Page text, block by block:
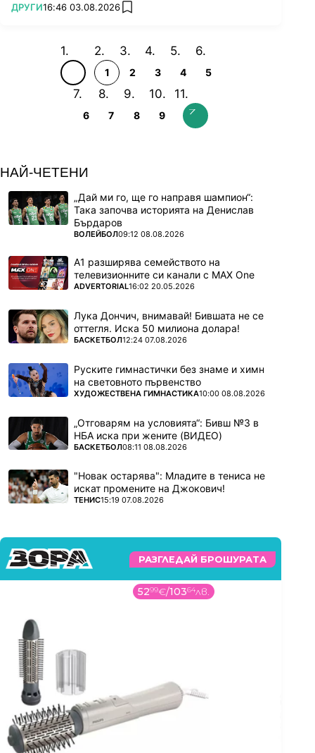
ПОВЕЧЕ ОТ
ДРУГИ16:46 03.08.2026 add favorites
1 2 3 4 5
6 7 8 9
НАЙ-ЧЕТЕНИ
„Дай ми го, ще го направя шампион“:
Така започва историята на Денислав
Бърдаров
ПОВЕЧЕ ОТ
ВОЛЕЙБОЛ09:12 08.08.2026
А1 разширява семейството на
телевизионните си канали с MAX One
ПОВЕЧЕ ОТ
ADVERTORIAL16:02 20.05.2026
Лука Дончич, внимавай! Бившата не се
оттегля. Иска 50 милиона долара!
ПОВЕЧЕ ОТ
БАСКЕТБОЛ12:24 07.08.2026
Руските гимнастички без знаме и химн
на световното първенство
ПОВЕЧЕ ОТ
ХУДОЖЕСТВЕНА ГИМНАСТИКА10:00 08.08.2026
„Отговарям на условията“: Бивш №3 в
НБА иска при жените (ВИДЕО)
ПОВЕЧЕ ОТ
БАСКЕТБОЛ08:11 08.08.2026
"Новак остарява": Младите в тениса не
искат промените на Джокович!
ПОВЕЧЕ ОТ
ТЕНИС15:19 07.08.2026
РАЗГЛЕДАЙ БРОШУРАТА
5299€/10364лв.